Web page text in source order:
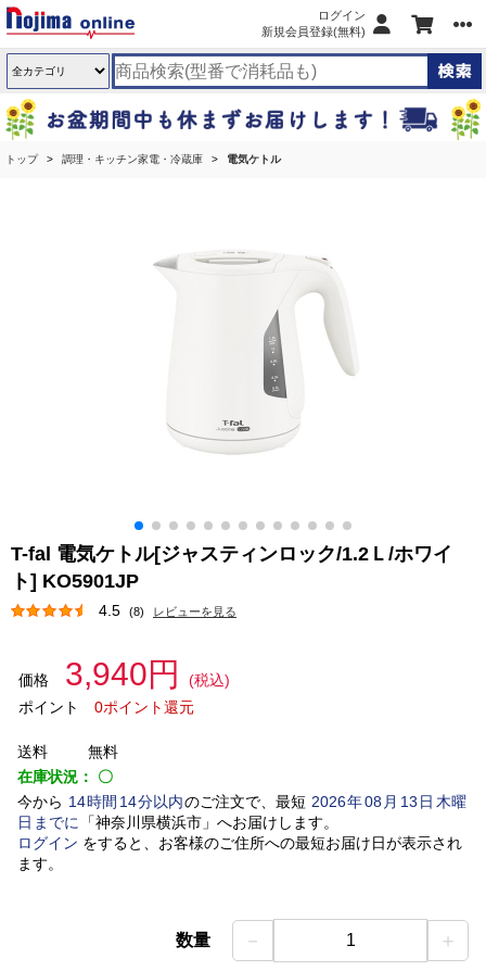
ログイン
新規会員登録(無料)
トップ 調理・キッチン家電・冷蔵庫 電気ケトル
T-fal 電気ケトル[ジャスティンロック/1.2Ｌ/ホワイ
ト] KO5901JP
4.5 (8) レビューを見る
価格 3,940円
(税込)
ポイント
0ポイント還元
送料
無料
在庫状況： 〇
今から 14時間 14分以内のご注文で、最短 2026年08 月 13 日木曜
日 までに 「神奈川県横浜市」 へお届けします。
ログイン をすると、お客様のご住所への最短お届け日が表示され
ます。
数量 － 1 ＋